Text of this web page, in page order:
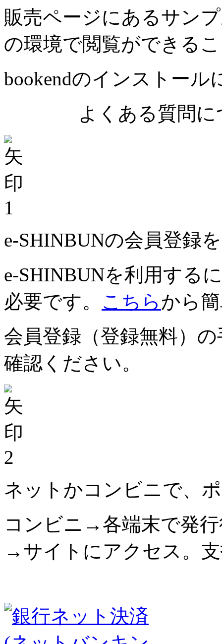
販売ページにあるサン
の環境で閲覧ができる
bookendのインストール
よくある質問に
1
e-SHINBUNの会員登録
e-SHINBUNを利用する
必要です。 こちらから
会員登録（登録無料）
確認ください。
2
ネットかコンビニで、
コンビニ→各端末で発
→サイトにアクセス。